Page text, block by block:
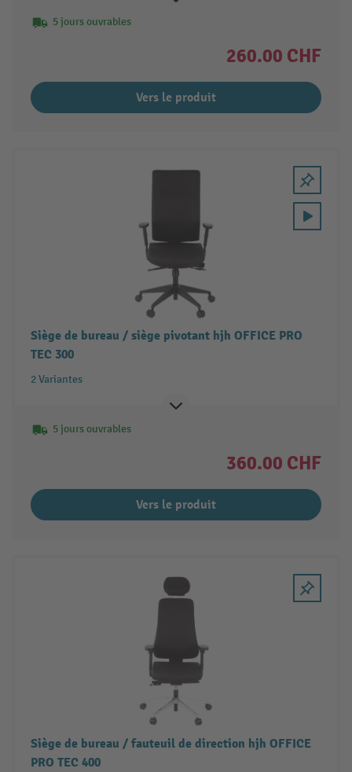
5 jours ouvrables
260.00 CHF
Vers le produit
Siège de bureau / siège pivotant hjh OFFICE PRO
TEC 300
2 Variantes
5 jours ouvrables
360.00 CHF
Vers le produit
Siège de bureau / fauteuil de direction hjh OFFICE
PRO TEC 400